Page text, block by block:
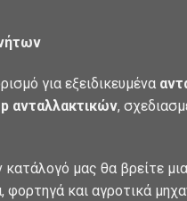
για εξειδικευμένα
ανταλλακτικών,
μας θα βρείτε
και αγροτικά